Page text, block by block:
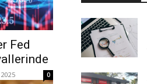
Fed
0